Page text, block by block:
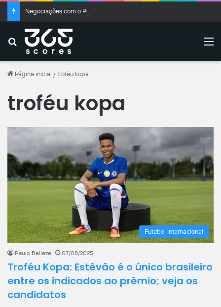
Buscar
Página inicial / troféu kopa
troféu kopa
Futebol Internacional
Paulo Belleze 07/08/2025
Troféu Kopa: Estêvão é o único brasileiro
entre os indicados ao prêmio; veja os
candidatos